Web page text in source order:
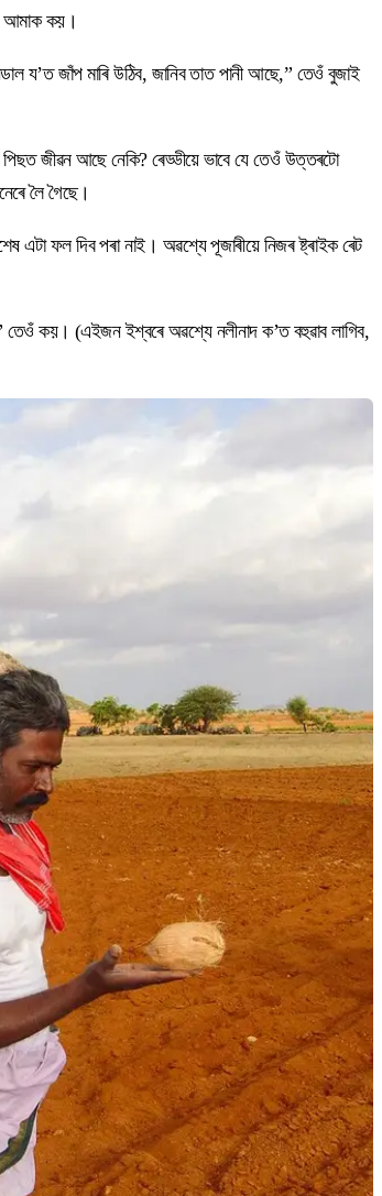
আমাক কয়।
য’ত জাঁপ মাৰি উঠিব, জানিব তাত পানী আছে,” তেওঁ বুজাই
জীৱন আছে নেকি? ৰেড্ডীয়ে ভাবে যে তেওঁ উত্তৰটো
লৈ গৈছে।
এটা ফল দিব পৰা নাই। অৱশ্যে পূজাৰীয়ে নিজৰ ষ্ট্ৰাইক ৰেট
কয়। (এইজন ইশ্বৰে অৱশ্যে নলীনাদ ক’ত বহুৱাব লাগিব,